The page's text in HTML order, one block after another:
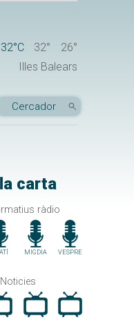
32°C 32°
26°
Illes Balears
carta
ràdio
MIGDIA VESPRE
Noticies